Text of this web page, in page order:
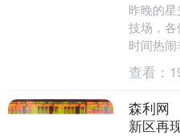
昨晚的
技场，
时间热
搜，而
赵露思
查看：
森利网
新区再